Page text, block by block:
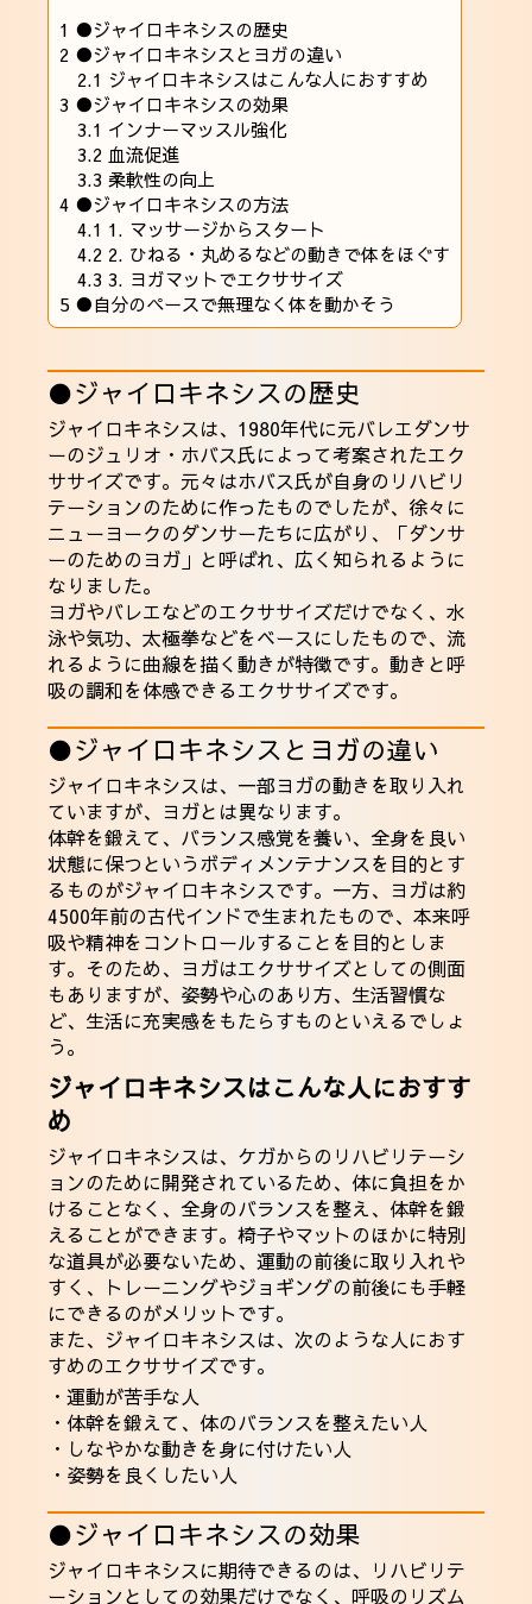
1 ●ジャイロキネシスの歴史
2 ●ジャイロキネシスとヨガの違い
2.1 ジャイロキネシスはこんな人におすすめ
3 ●ジャイロキネシスの効果
3.1 インナーマッスル強化
3.2 血流促進
3.3 柔軟性の向上
4 ●ジャイロキネシスの方法
4.1 1. マッサージからスタート
4.2 2. ひねる・丸めるなどの動きで体をほぐす
4.3 3. ヨガマットでエクササイズ
5 ●自分のペースで無理なく体を動かそう
●ジャイロキネシスの歴史
ジャイロキネシスは、1980年代に元バレエダンサ
ーのジュリオ・ホバス氏によって考案されたエク
ササイズです。元々はホバス氏が自身のリハビリ
テーションのために作ったものでしたが、徐々に
ニューヨークのダンサーたちに広がり、「ダンサ
ーのためのヨガ」と呼ばれ、広く知られるように
なりました。
ヨガやバレエなどのエクササイズだけでなく、水
泳や気功、太極拳などをベースにしたもので、流
れるように曲線を描く動きが特徴です。動きと呼
吸の調和を体感できるエクササイズです。
●ジャイロキネシスとヨガの違い
ジャイロキネシスは、一部ヨガの動きを取り入れ
ていますが、ヨガとは異なります。
体幹を鍛えて、バランス感覚を養い、全身を良い
状態に保つというボディメンテナンスを目的とす
るものがジャイロキネシスです。一方、ヨガは約
4500年前の古代インドで生まれたもので、本来呼
吸や精神をコントロールすることを目的としま
す。そのため、ヨガはエクササイズとしての側面
もありますが、姿勢や心のあり方、生活習慣な
ど、生活に充実感をもたらすものといえるでしょ
う。
ジャイロキネシスはこんな人におすす
め
ジャイロキネシスは、ケガからのリハビリテーシ
ョンのために開発されているため、体に負担をか
けることなく、全身のバランスを整え、体幹を鍛
えることができます。椅子やマットのほかに特別
な道具が必要ないため、運動の前後に取り入れや
すく、トレーニングやジョギングの前後にも手軽
にできるのがメリットです。
また、ジャイロキネシスは、次のような人におす
すめのエクササイズです。
・運動が苦手な人
・体幹を鍛えて、体のバランスを整えたい人
・しなやかな動きを身に付けたい人
・姿勢を良くしたい人
●ジャイロキネシスの効果
ジャイロキネシスに期待できるのは、リハビリテ
ーションとしての効果だけでなく、呼吸のリズム